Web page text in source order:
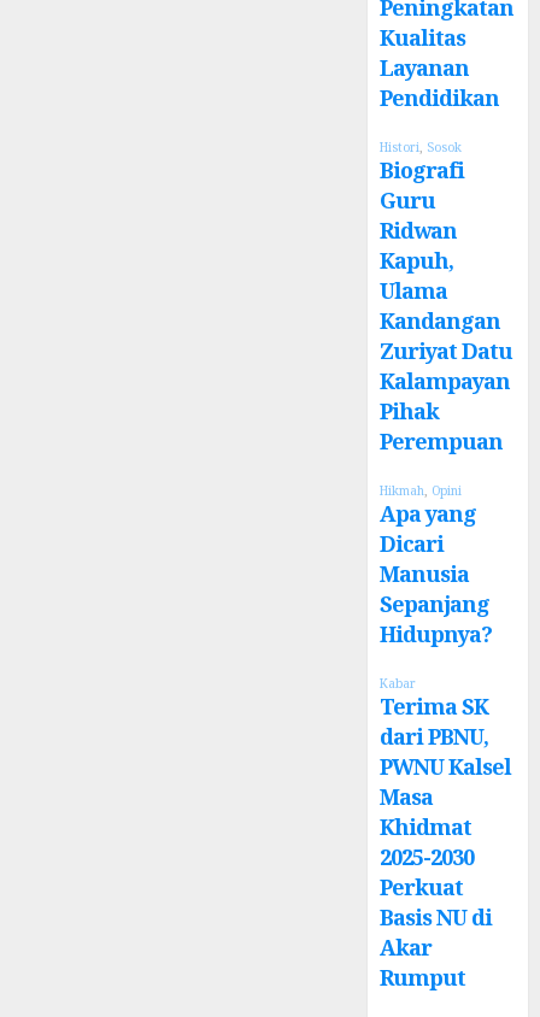
Peningkatan
Kualitas
Layanan
Pendidikan
Histori, Sosok
Biografi
Guru
Ridwan
Kapuh,
Ulama
Kandangan
Zuriyat Datu
Kalampayan
Pihak
Perempuan
Hikmah, Opini
Apa yang
Dicari
Manusia
Sepanjang
Hidupnya?
Kabar
Terima SK
dari PBNU,
PWNU Kalsel
Masa
Khidmat
2025-2030
Perkuat
Basis NU di
Akar
Rumput